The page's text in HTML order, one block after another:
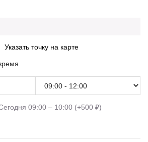
Указать точку на карте
09:00 – 10:00 (+500 ₽)